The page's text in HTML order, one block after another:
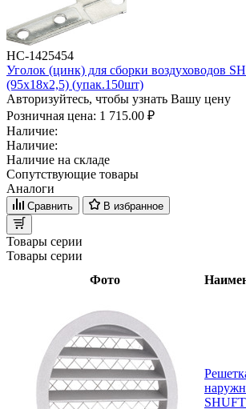
НС-1425454
Уголок (цинк) для сборки воздуховодов
(95х18х2,5) (упак.150шт)
Авторизуйтесь, чтобы узнать Вашу цену
Розничная цена: 1 715.00 ₽
Наличие:
Наличие:
Наличие на складе
Сопутствующие товары
Аналоги
Сравнить В избранное
Товары серии
Товары серии
Фото